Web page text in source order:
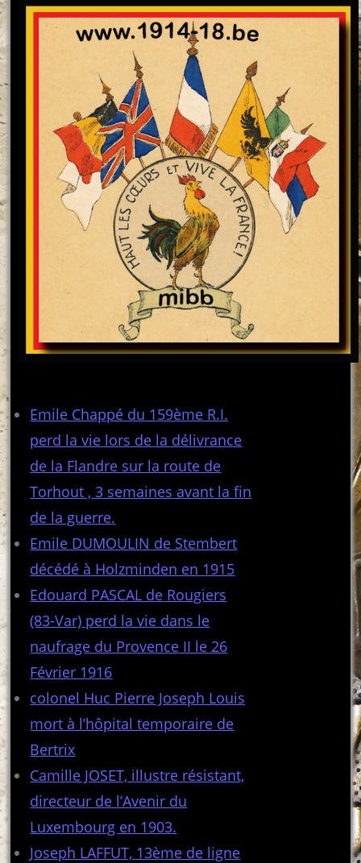
Emile Chappé du 159ème R.I.
perd la vie lors de la délivrance
de la Flandre sur la route de
Torhout , 3 semaines avant la fin
de la guerre.
Emile DUMOULIN de Stembert
décédé à Holzminden en 1915
Edouard PASCAL de Rougiers
(83-Var) perd la vie dans le
naufrage du Provence II le 26
Février 1916
colonel Huc Pierre Joseph Louis
mort à l’hôpital temporaire de
Bertrix
Camille JOSET, illustre résistant,
directeur de l’Avenir du
Luxembourg en 1903.
Joseph LAFFUT, 13ème de ligne